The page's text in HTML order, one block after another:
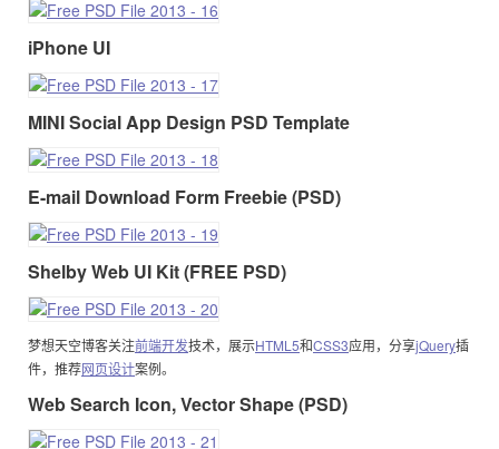
iPhone UI
MINI Social App Design PSD Template
E-mail Download Form Freebie (PSD)
Shelby Web UI Kit (FREE PSD)
梦想天空博客关注前端开发技术，展示HTML5和CSS3应用，分享jQuery插
件，推荐网页设计案例。
Web Search Icon, Vector Shape (PSD)